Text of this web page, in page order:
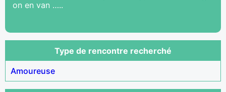
on en van …..
Type de rencontre recherché
Amoureuse